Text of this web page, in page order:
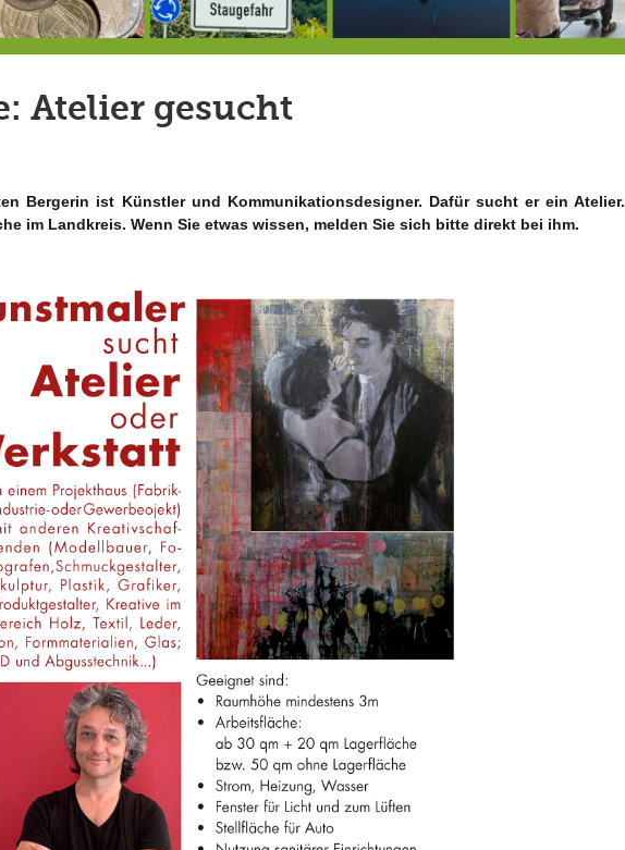
Atelier gesucht
Bergerin ist Künstler und Kommunikationsdesigner. Dafür sucht er ein Atelier.
im Landkreis. Wenn Sie etwas wissen, melden Sie sich bitte direkt bei ihm.